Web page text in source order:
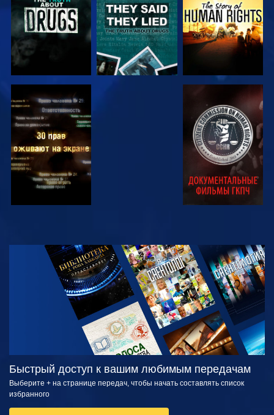
СМОТРЕТЬ СМОТРЕТЬ
СМОТРЕТЬ
СМОТРЕТЬ
ПЕРЕДАЧИ
Быстрый доступ к вашим любимым передачам
Выберите + на странице передач, чтобы начать составлять список
избранного